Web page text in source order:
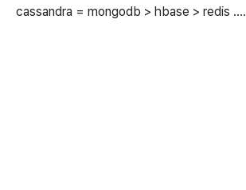
cassandra = mongodb > hbase > redis ....